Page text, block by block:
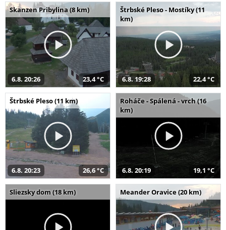
Skanzen Pribylina (8 km)
6.8. 20:26 23,4 °C
Štrbské Pleso - Mostíky (11
km)
6.8. 19:28 22,4 °C
Štrbské Pleso (11 km)
6.8. 20:23 26,6 °C
Roháče - Spálená - vrch (16
km)
6.8. 20:19 19,1 °C
Sliezsky dom (18 km) Meander Oravice (20 km)